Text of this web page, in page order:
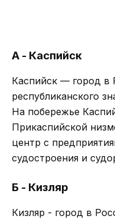
А - Каспийск
Каспийск — город в
республиканского
На побережье
Прикаспийской
центр с
судостроения и
Б - Кизляр
Кизляр - город в